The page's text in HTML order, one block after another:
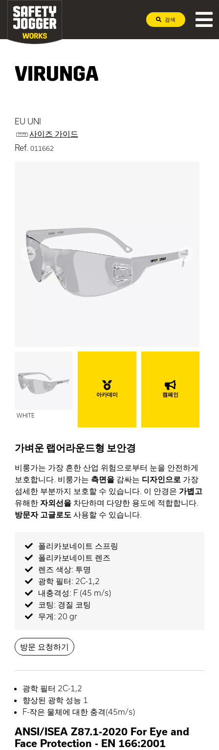
검색
VIRUNGA
EU UNI
사이즈 가이드
Ref. 011662
이전 다음
WHITE
아카데미 캠페인
가벼운 랩어라운드형 보안경
비룽가는 가장 흔한 산업 위험으로부터 눈을 안전하게
보호합니다. 비룽가는 측면을 감싸는 디자인으로 가장
섬세한 부분까지 보호할 수 있습니다. 이 안경은 가볍고
유해한 자외선을 차단하며 다양한 용도에 적합합니다.
방문자 고글로도 사용할 수 있습니다.
폴리카보네이트 스프링
폴리카보네이트 렌즈
렌즈 색상: 투명
광학 필터: 2C-1,2
내충격성: F (45 m/s)
코팅: 경질 코팅
무게: 20 gr
방문 요청하기
광학 필터 2C-1,2
향상된 광학 성능 1
F-작은 물체에 대한 충격(45m/s)
ANSI/ISEA Z87.1-2020 For Eye and
Face Protection - EN 166:2001